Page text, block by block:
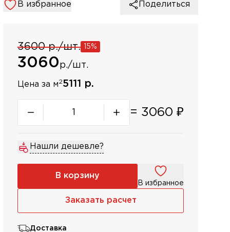
В избранное Поделиться
3600 р./шт. 15%
3060р./шт.
Цена за м25111 р.
= 3060 ₽
Нашли дешевле?
В корзину
В избранное
Заказать расчет
Доставка